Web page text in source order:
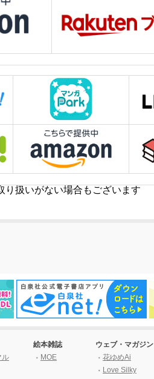
扱いがない場合もございます
ル
絵本雑誌
MOE
ウェブ・マガジン
花ゆめAi
Love Silky